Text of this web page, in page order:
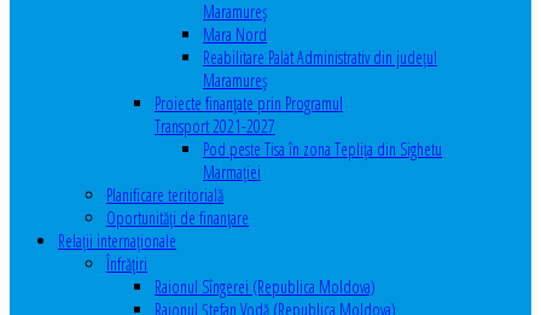
Maramureș
Mara Nord
Reabilitare Palat Administrativ din județul
Maramureș
Proiecte finanțate prin Programul
Transport 2021-2027
Pod peste Tisa în zona Teplița din Sighetu
Marmației
Planificare teritorială
Oportunităţi de finanţare
Relaţii internaţionale
Înfrăţiri
Raionul Sîngerei (Republica Moldova)
Raionul Ștefan Vodă (Republica Moldova)